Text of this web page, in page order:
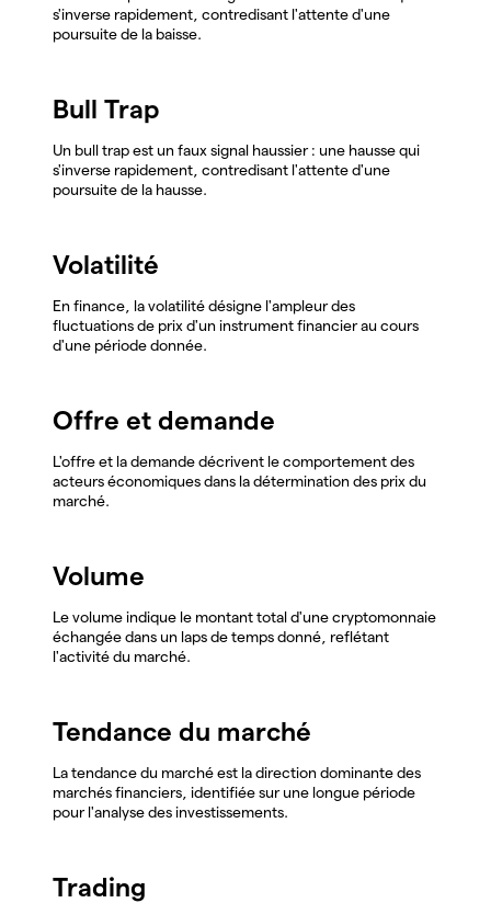
s'inverse rapidement, contredisant l'attente d'une
poursuite de la baisse.
Bull Trap
Un bull trap est un faux signal haussier : une hausse qui
s'inverse rapidement, contredisant l'attente d'une
poursuite de la hausse.
Volatilité
En finance, la volatilité désigne l'ampleur des
fluctuations de prix d'un instrument financier au cours
d'une période donnée.
Offre et demande
L'offre et la demande décrivent le comportement des
acteurs économiques dans la détermination des prix du
marché.
Volume
Le volume indique le montant total d'une cryptomonnaie
échangée dans un laps de temps donné, reflétant
l'activité du marché.
Tendance du marché
La tendance du marché est la direction dominante des
marchés financiers, identifiée sur une longue période
pour l'analyse des investissements.
Trading